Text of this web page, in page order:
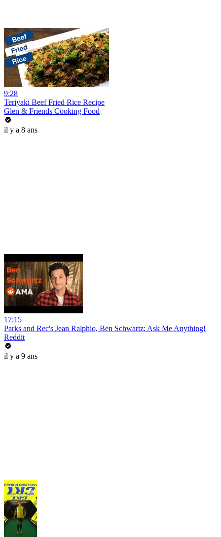
9:28
Teriyaki Beef Fried Rice Recipe
Glen & Friends Cooking Food
il y a 8 ans
17:15
Parks and Rec's Jean Ralphio, Ben Schwartz: Ask Me Anything!
Reddit
il y a 9 ans